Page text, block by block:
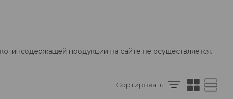
продукции на сайте не осуществляется.
Сортировать